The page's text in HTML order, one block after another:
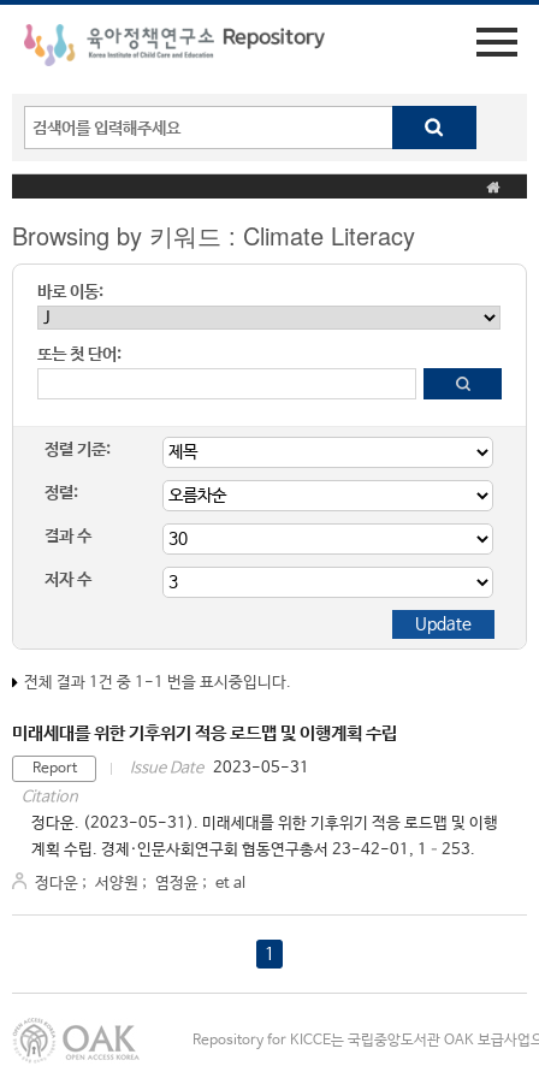
Browsing by 키워드 : Climate Literacy
바로 이동:
또는 첫 단어:
정렬 기준:
정렬:
결과 수
저자 수
전체 결과 1건 중 1-1 번을 표시중입니다.
미래세대를 위한 기후위기 적응 로드맵 및 이행계획 수립
Report Issue Date 2023-05-31
Citation
정다운. (2023-05-31). 미래세대를 위한 기후위기 적응 로드맵 및 이행
계획 수립. 경제·인문사회연구회 협동연구총서 23-42-01, 1–253.
정다운 ; 서양원 ; 염정윤 ; et al
1
Repository for KICCE는 국립중앙도서관 OAK 보급사업